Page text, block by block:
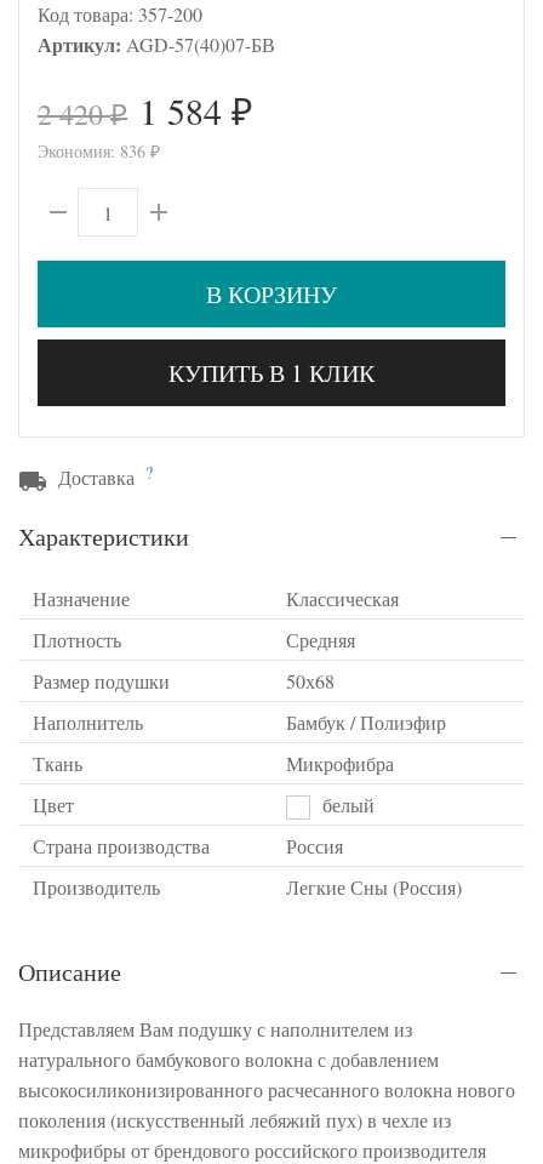
Код товара: 357-200
Артикул: AGD-57(40)07-БВ
2 420₽ 1 584 ₽
Экономия: 836 ₽
В КОРЗИНУ
КУПИТЬ В 1 КЛИК
Доставка ?
Характеристики
Назначение
Классическая
Плотность
Средняя
Размер подушки
50х68
Наполнитель
Бамбук / Полиэфир
Ткань
Микрофибра
Цвет
белый
Страна производства
Россия
Производитель
Легкие Сны (Россия)
Описание
Представляем Вам подушку с наполнителем из
натурального бамбукового волокна с добавлением
высокосиликонизированного расчесанного волокна нового
поколения (искусственный лебяжий пух) в чехле из
микрофибры от брендового российского производителя